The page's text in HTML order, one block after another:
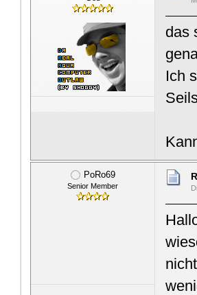
das
Ich
PoRo69
Senior Member